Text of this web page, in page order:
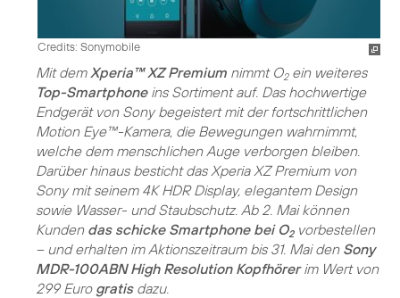
Credits: Sonymobile
Mit dem Xperia™ XZ Premium nimmt O2ein weiteres
Top-Smartphoneins Sortiment auf. Das hochwertige
Endgerät von Sony begeistert mit der fortschrittlichen
Motion Eye™-Kamera, die Bewegungen wahrnimmt,
welche dem menschlichen Auge verborgen bleiben.
Darüber hinaus besticht das Xperia XZ Premium von
Sony mit seinem 4K HDR Display, elegantem Design
sowie Wasser- und Staubschutz. Ab 2. Mai können
Kunden das schicke Smartphone bei O2vorbestellen
– und erhalten im Aktionszeitraum bis 31. Mai den Sony
MDR-100ABN High Resolution Kopfhörerim Wert von
299 Euro gratisdazu.